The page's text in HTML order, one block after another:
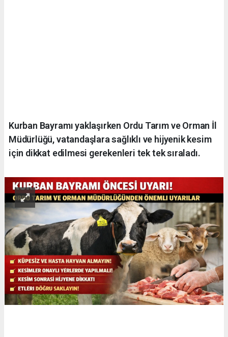
Kurban Bayramı yaklaşırken Ordu Tarım ve Orman İl
Müdürlüğü, vatandaşlara sağlıklı ve hijyenik kesim
için dikkat edilmesi gerekenleri tek tek sıraladı.